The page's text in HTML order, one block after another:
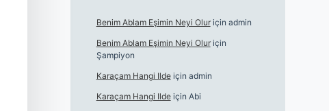
Benim Ablam Eşimin Neyi Oluriçin admin
Benim Ablam Eşimin Neyi Oluriçin
Şampiyon
Karaçam Hangi Ildeiçin admin
Karaçam Hangi Ildeiçin Abi